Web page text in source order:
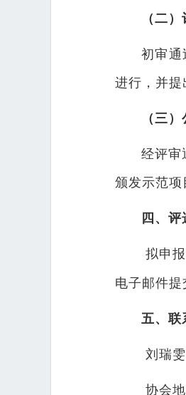
（二
初审通
进行，并提
（三
经评审
颁发示范项
四、
拟申
电子邮件提
五、联
刘瑞
协会